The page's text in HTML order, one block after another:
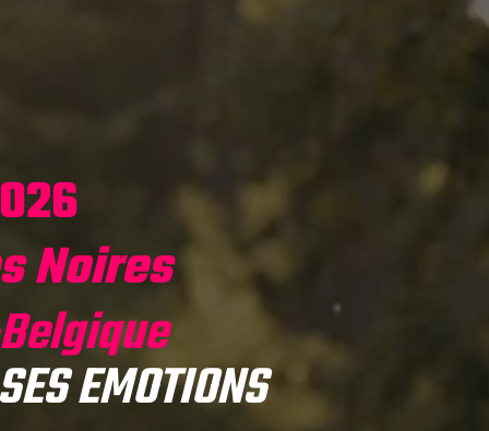
Noires
EMOTIONS